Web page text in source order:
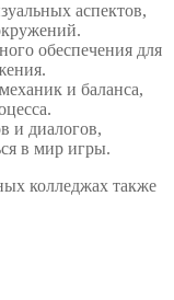
аспектов,
обеспечения для
и баланса,
и диалогов,
в мир игры.
колледжах также